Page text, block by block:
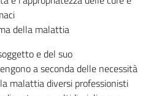
della malattia
e del suo
a seconda delle necessità
malattia diversi professionisti